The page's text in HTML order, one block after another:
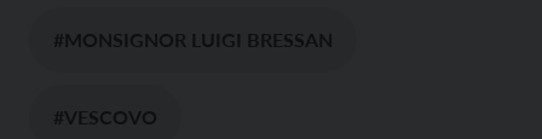
#MONSIGNOR LUIGI BRESSAN
#VESCOVO